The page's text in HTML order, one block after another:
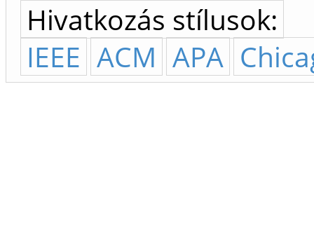
Hivatkozás stílusok:
IEEE ACM APA